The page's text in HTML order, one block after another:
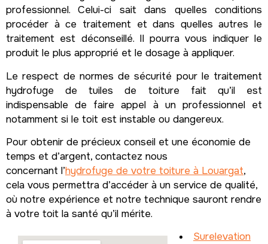
professionnel. Celui-ci sait dans quelles conditions
procéder à ce traitement et dans quelles autres le
traitement est déconseillé. Il pourra vous indiquer le
produit le plus approprié et le dosage à appliquer.
Le respect de normes de sécurité pour le traitement
hydrofuge de tuiles de toiture fait qu’il est
indispensable de faire appel à un professionnel et
notamment si le toit est instable ou dangereux.
Pour obtenir de précieux conseil et une économie de
temps et d’argent, contactez nous
concernant l’hydrofuge de votre toiture à Louargat,
cela vous permettra d’accéder à un service de qualité,
où notre expérience et notre technique sauront rendre
à votre toit la santé qu’il mérite.
Surelevation